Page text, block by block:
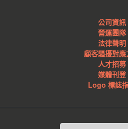
公司資訊
營運團隊
法律聲明
顧客騷擾對應
人才招募
媒體刊登
Logo 標誌